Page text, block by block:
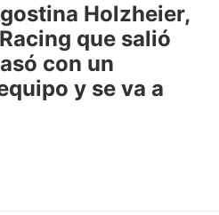
Holzheier,
que salió
con un
y se va a